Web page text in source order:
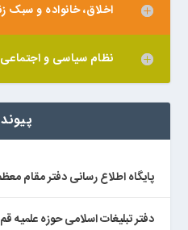
اخلاق، خانواده و سبک
نظام سیاسی و اجتماعی
پایگاه اطلاع رسانی دفتر مقام
دفتر تبلیغات اسلامی حوزه علمیه قم